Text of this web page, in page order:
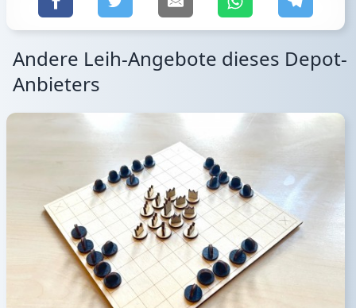
Andere Leih-Angebote dieses Depot-
Anbieters